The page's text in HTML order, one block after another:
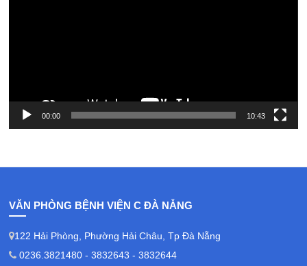
00:00 10:43
VĂN PHÒNG BỆNH VIỆN C ĐÀ NẴNG
122 Hải Phòng, Phường Hải Châu, Tp Đà Nẵng
0236.3821480 - 3832643 - 3832644